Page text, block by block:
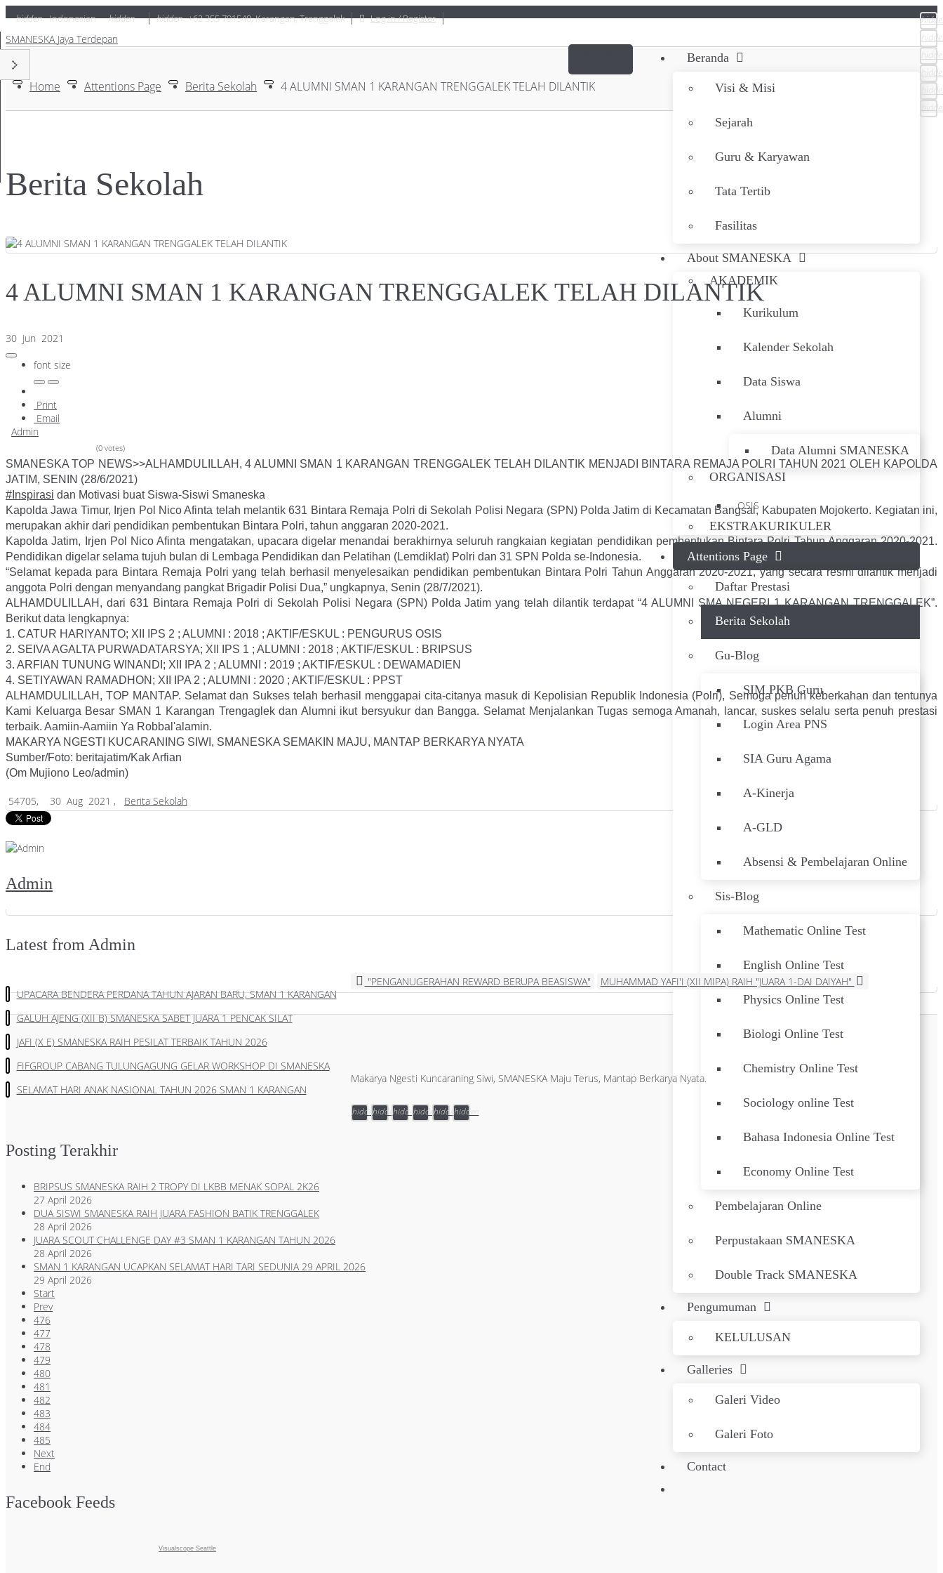
hidden Indonesian hidden hidden +62 355 791540,Karangan, Trenggalek Log in / Register
SMANESKA Jaya Terdepan
Beranda
Visi & Misi
Sejarah
Guru & Karyawan
Tata Tertib
Fasilitas
About SMANESKA
AKADEMIK
Kurikulum
Kalender Sekolah
Data Siswa
Alumni
Data Alumni SMANESKA
ORGANISASI
OSIS
EKSTRAKURIKULER
Attentions Page
Daftar Prestasi
Berita Sekolah
Gu-Blog
SIM PKB Guru
Login Area PNS
SIA Guru Agama
A-Kinerja
A-GLD
Absensi & Pembelajaran Online
Sis-Blog
Mathematic Online Test
English Online Test
Physics Online Test
Biologi Online Test
Chemistry Online Test
Sociology online Test
Bahasa Indonesia Online Test
Economy Online Test
Pembelajaran Online
Perpustakaan SMANESKA
Double Track SMANESKA
Pengumuman
KELULUSAN
Galleries
Galeri Video
Galeri Foto
Contact
Home Attentions Page Berita Sekolah 4 ALUMNI SMAN 1 KARANGAN TRENGGALEK TELAH DILANTIK
Berita Sekolah
4 ALUMNI SMAN 1 KARANGAN TRENGGALEK TELAH DILANTIK
30 Jun 2021
font size
Print
Email
Admin
(0 votes)
SMANESKA TOP NEWS>>ALHAMDULILLAH, 4 ALUMNI SMAN 1 KARANGAN TRENGGALEK TELAH DILANTIK MENJADI BINTARA REMAJA POLRI TAHUN 2021 OLEH KAPOLDA
JATIM, SENIN (28/6/2021)
#Inspirasi dan Motivasi buat Siswa-Siswi Smaneska
Kapolda Jawa Timur, Irjen Pol Nico Afinta telah melantik 631 Bintara Remaja Polri di Sekolah Polisi Negara (SPN) Polda Jatim di Kecamatan Bangsal, Kabupaten Mojokerto. Kegiatan ini,
merupakan akhir dari pendidikan pembentukan Bintara Polri, tahun anggaran 2020-2021.
Kapolda Jatim, Irjen Pol Nico Afinta mengatakan, upacara digelar menandai berakhirnya seluruh rangkaian kegiatan pendidikan pembentukan Bintara Polri Tahun Anggaran 2020-2021.
Pendidikan digelar selama tujuh bulan di Lembaga Pendidikan dan Pelatihan (Lemdiklat) Polri dan 31 SPN Polda se-Indonesia.
“Selamat kepada para Bintara Remaja Polri yang telah berhasil menyelesaikan pendidikan pembentukan Bintara Polri Tahun Anggaran 2020-2021, yang secara resmi dilantik menjadi
anggota Polri dengan menyandang pangkat Brigadir Polisi Dua,” ungkapnya, Senin (28/7/2021).
ALHAMDULILLAH, dari 631 Bintara Remaja Polri di Sekolah Polisi Negara (SPN) Polda Jatim yang telah dilantik terdapat “4 ALUMNI SMA NEGERI 1 KARANGAN TRENGGALEK”.
Berikut data lengkapnya:
1. CATUR HARIYANTO; XII IPS 2 ; ALUMNI : 2018 ; AKTIF/ESKUL : PENGURUS OSIS
2. SEIVA AGALTA PURWADATARSYA; XII IPS 1 ; ALUMNI : 2018 ; AKTIF/ESKUL : BRIPSUS
3. ARFIAN TUNUNG WINANDI; XII IPA 2 ; ALUMNI : 2019 ; AKTIF/ESKUL : DEWAMADIEN
4. SETIYAWAN RAMADHON; XII IPA 2 ; ALUMNI : 2020 ; AKTIF/ESKUL : PPST
ALHAMDULILLAH, TOP MANTAP. Selamat dan Sukses telah berhasil menggapai cita-citanya masuk di Kepolisian Republik Indonesia (Polri), Semoga penuh keberkahan dan tentunya
Kami Keluarga Besar SMAN 1 Karangan Trengaglek dan Alumni ikut bersyukur dan Bangga. Selamat Menjalankan Tugas semoga Amanah, lancar, suskes selalu serta penuh prestasi
terbaik. Aamiin-Aamiin Ya Robbal'alamin.
MAKARYA NGESTI KUCARANING SIWI, SMANESKA SEMAKIN MAJU, MANTAP BERKARYA NYATA
Sumber/Foto: beritajatim/Kak Arfian
(Om Mujiono Leo/admin)
54705, 30 Aug 2021 , Berita Sekolah
Admin
Latest from Admin
UPACARA BENDERA PERDANA TAHUN AJARAN BARU, SMAN 1 KARANGAN
GALUH AJENG (XII B) SMANESKA SABET JUARA 1 PENCAK SILAT
JAFI (X E) SMANESKA RAIH PESILAT TERBAIK TAHUN 2026
FIFGROUP CABANG TULUNGAGUNG GELAR WORKSHOP DI SMANESKA
SELAMAT HARI ANAK NASIONAL TAHUN 2026 SMAN 1 KARANGAN
"PENGANUGERAHAN REWARD BERUPA BEASISWA" MUHAMMAD YAFI'I (XII MIPA) RAIH "JUARA 1-DAI DAIYAH"
Makarya Ngesti Kuncaraning Siwi, SMANESKA Maju Terus, Mantap Berkarya Nyata.
hiddenhiddenhiddenhiddenhiddenhidden
Posting Terakhir
BRIPSUS SMANESKA RAIH 2 TROPY DI LKBB MENAK SOPAL 2K26
27 April 2026
DUA SISWI SMANESKA RAIH JUARA FASHION BATIK TRENGGALEK
28 April 2026
JUARA SCOUT CHALLENGE DAY #3 SMAN 1 KARANGAN TAHUN 2026
28 April 2026
SMAN 1 KARANGAN UCAPKAN SELAMAT HARI TARI SEDUNIA 29 APRIL 2026
29 April 2026
Start
Prev
476
477
478
479
480
481
482
483
484
485
Next
End
Facebook Feeds
Visualscope Seattle